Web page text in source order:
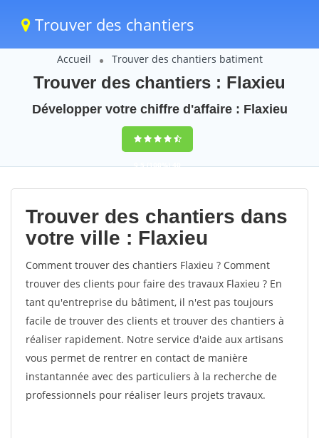
Trouver des chantiers
Accueil Trouver des chantiers batiment
Trouver des chantiers : Flaxieu
Développer votre chiffre d'affaire : Flaxieu
9,5(100%)40
votes
Trouver des chantiers dans
votre ville : Flaxieu
Comment trouver des chantiers Flaxieu ? Comment
trouver des clients pour faire des travaux Flaxieu ? En
tant qu'entreprise du bâtiment, il n'est pas toujours
facile de trouver des clients et trouver des chantiers à
réaliser rapidement. Notre service d'aide aux artisans
vous permet de rentrer en contact de manière
instantannée avec des particuliers à la recherche de
professionnels pour réaliser leurs projets travaux.